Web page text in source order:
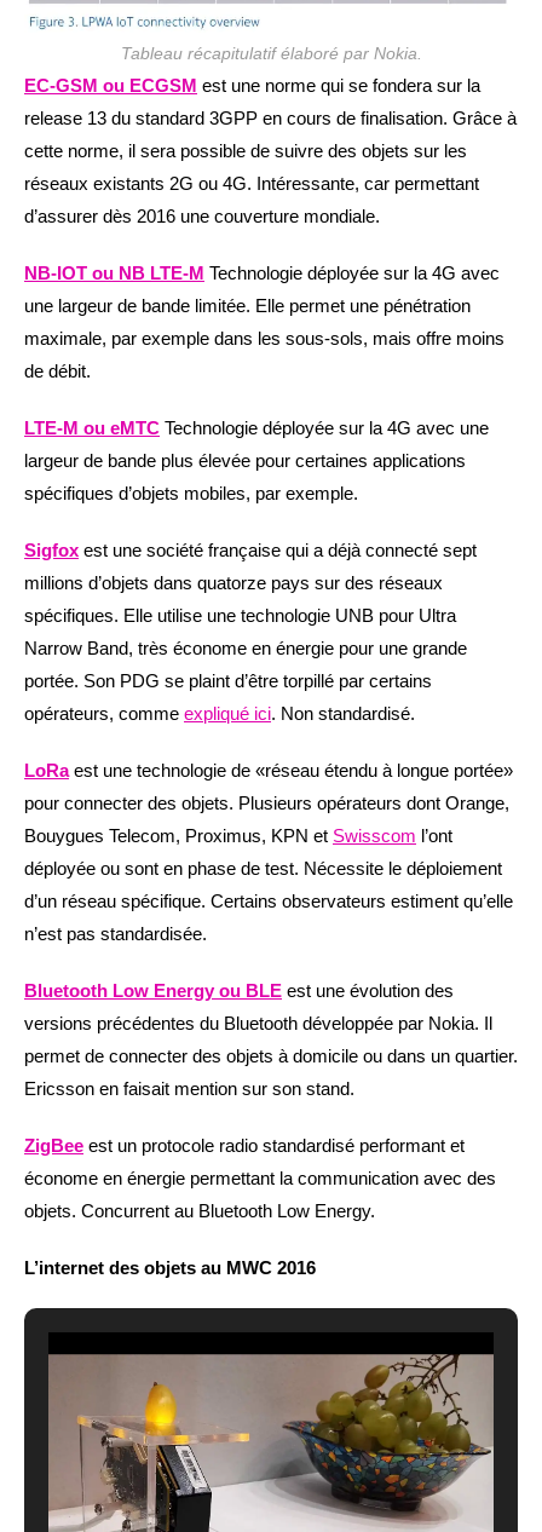
Tableau récapitulatif élaboré par Nokia.
EC-GSM ou ECGSM est une norme qui se fondera sur la
release 13 du standard 3GPP en cours de finalisation. Grâce à
cette norme, il sera possible de suivre des objets sur les
réseaux existants 2G ou 4G. Intéressante, car permettant
d’assurer dès 2016 une couverture mondiale.
NB-IOT ou NB LTE-M Technologie déployée sur la 4G avec
une largeur de bande limitée. Elle permet une pénétration
maximale, par exemple dans les sous-sols, mais offre moins
de débit.
LTE-M ou eMTC Technologie déployée sur la 4G avec une
largeur de bande plus élevée pour certaines applications
spécifiques d’objets mobiles, par exemple.
Sigfox est une société française qui a déjà connecté sept
millions d’objets dans quatorze pays sur des réseaux
spécifiques. Elle utilise une technologie UNB pour Ultra
Narrow Band, très économe en énergie pour une grande
portée. Son PDG se plaint d’être torpillé par certains
opérateurs, comme expliqué ici. Non standardisé.
LoRaest une technologie de «réseau étendu à longue portée»
pour connecter des objets. Plusieurs opérateurs dont Orange,
Bouygues Telecom, Proximus, KPN et Swisscom l’ont
déployée ou sont en phase de test. Nécessite le déploiement
d’un réseau spécifique. Certains observateurs estiment qu’elle
n’est pas standardisée.
Bluetooth Low Energy ou BLE est une évolution des
versions précédentes du Bluetooth développée par Nokia. Il
permet de connecter des objets à domicile ou dans un quartier.
Ericsson en faisait mention sur son stand.
ZigBee est un protocole radio standardisé performant et
économe en énergie permettant la communication avec des
objets. Concurrent au Bluetooth Low Energy.
L’internet des objets au MWC 2016